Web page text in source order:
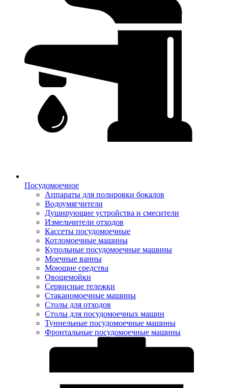
Посудомоечное
Аппараты для полировки бокалов
Водоумягчители
Душирующие устройства и смесители
Измельчители отходов
Кассеты посудомоечные
Котломоечные машины
Купольные посудомоечные машины
Моечные ванны
Моющие средства
Овощемойки
Сервисные тележки
Стаканомоечные машины
Столы для отходов
Столы для посудомоечных машин
Туннельные посудомоечные машины
Фронтальные посудомоечные машины